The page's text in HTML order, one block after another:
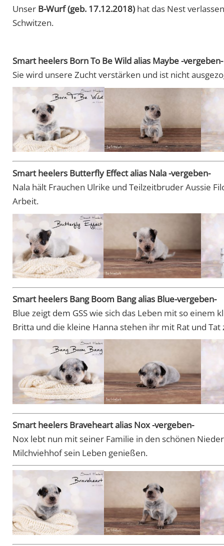
Unser B-Wurf (geb. 17.12.2018) hat das Nest
Schwitzen.
Smart heelers Born To Be Wild alias Maybe -vergeben-
Sie wird unsere Zucht verstärken und ist nicht
Smart heelers Butterfly Effect alias Nala -vergeben-
Nala hält Frauchen Ulrike und Teilzeitbruder Aussie
Arbeit.
Smart heelers Bang Boom Bang alias Blue-vergeben-
Blue zeigt dem GSS wie sich das Leben mit so einem
Britta und die kleine Hanna stehen ihr mit Rat und Tat
Smart heelers Braveheart alias Nox -vergeben-
Nox lebt nun mit seiner Familie in den schönen
Milchviehhof sein Leben genießen.